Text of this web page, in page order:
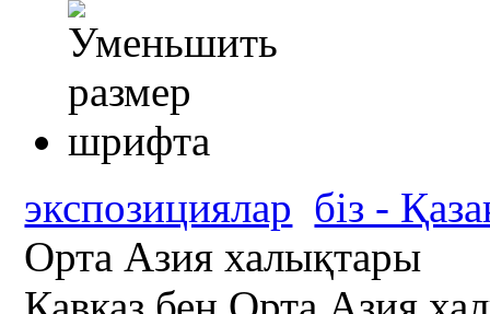
экспозициялар біз -
Орта Азия халықтары